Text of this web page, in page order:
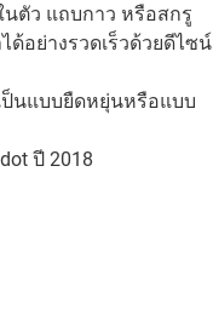
ตัว แถบกาว หรือสกรู
ด้อย่างรวดเร็วด้วยดีไซน์
ป็นแบบยืดหยุ่นหรือแบบ
ปี 2018